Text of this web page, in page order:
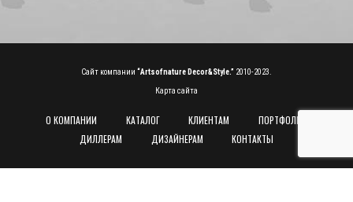
Сайт компании “Artsofnature Decor&Style.” 2010-2023.
Карта сайта
О КОМПАНИИ КАТАЛОГ КЛИЕНТАМ
ПОРТФОЛИО
ДИЛЛЕРАМ
ДИЗАЙНЕРАМ КОНТАКТЫ